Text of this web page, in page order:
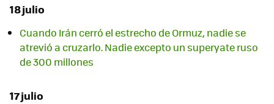
18 julio
Cuando Irán cerró el estrecho de Ormuz, nadie se
atrevió a cruzarlo. Nadie excepto un superyate ruso
de 300 millones
17 julio